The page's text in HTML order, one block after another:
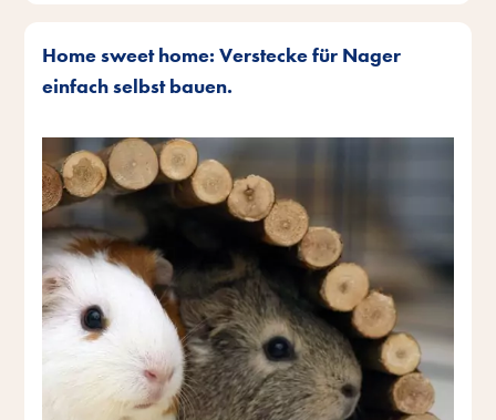
Home sweet home: Verstecke für Nager
einfach selbst bauen.